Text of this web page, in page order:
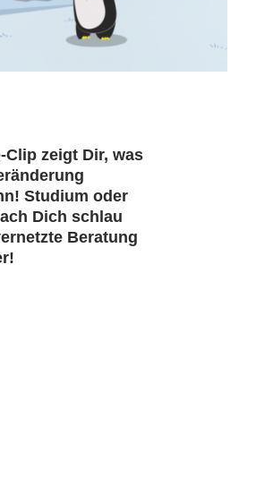
Clip zeigt Dir, was
Studium oder
Dich schlau
Beratung